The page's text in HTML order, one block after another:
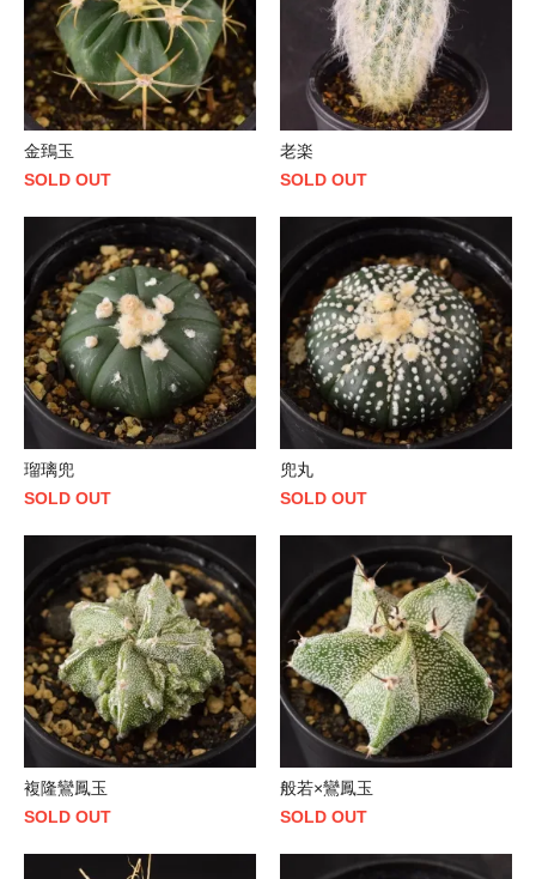
金鵄玉
SOLD OUT
老楽
SOLD OUT
瑠璃兜
SOLD OUT
兜丸
SOLD OUT
複隆鸞鳳玉
SOLD OUT
般若×鸞鳳玉
SOLD OUT